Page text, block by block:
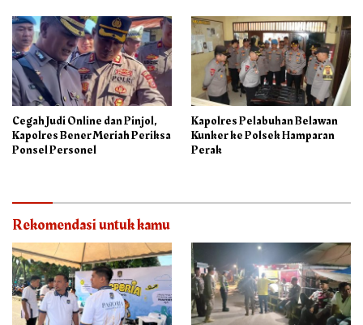
Cegah Judi Online dan Pinjol,
Kapolres Bener Meriah Periksa
Ponsel Personel
Kapolres Pelabuhan Belawan
Kunker ke Polsek Hamparan
Perak
Rekomendasi untuk kamu